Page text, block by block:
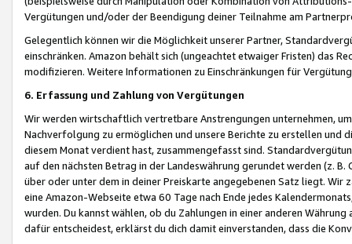
Vergütungen und/oder der Beendigung deiner Teilnahme am
Gelegentlich können wir die Möglichkeit unserer Partner,
einschränken. Amazon behält sich (ungeachtet etwaiger Fristen) das
modifizieren. Weitere Informationen zu Einschränkungen für
6. Erfassung und Zahlung von Vergütungen
Wir werden wirtschaftlich vertretbare Anstrengungen unternehmen,
Nachverfolgung zu ermöglichen und unsere Berichte zu erstellen und
diesem Monat verdient hast, zusammengefasst sind.
auf den nächsten Betrag in der Landeswährung gerundet werden (z.
über oder unter dem in deiner Preiskarte angegebenen Satz liegt.
eine Amazon-Webseite etwa 60 Tage nach Ende jedes
wurden. Du kannst wählen, ob du Zahlungen in einer anderen
dafür entscheidest, erklärst du dich damit einverstanden, dass die